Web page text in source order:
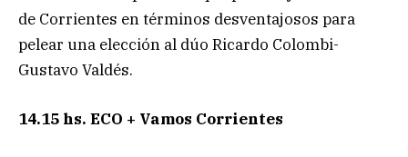
de Corrientes en términos desventajosos para
pelear una elección al dúo Ricardo Colombi-
Gustavo Valdés.
14.15 hs. ECO + Vamos Corrientes